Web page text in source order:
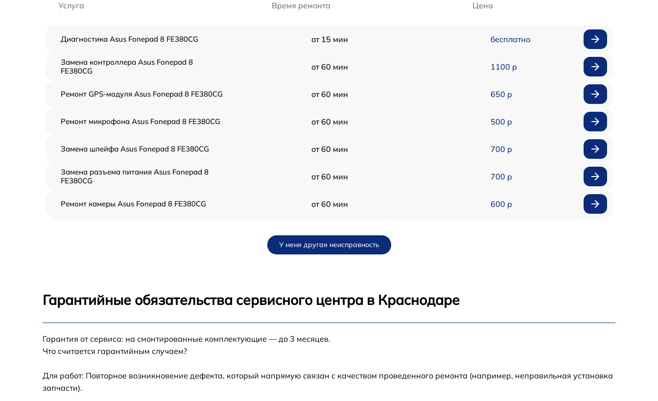
Услуга Время ремонта Цена
Диагностика Asus Fonepad 8 FE380CG от 15 мин бесплатно
Замена контроллера Asus Fonepad 8
FE380CG
от 60 мин 1100 р
Ремонт GPS-модуля Asus Fonepad 8 FE380CG от 60 мин 650 р
Ремонт микрофона Asus Fonepad 8 FE380CG от 60 мин 500 р
Замена шлейфа Asus Fonepad 8 FE380CG от 60 мин 700 р
Замена разъема питания Asus Fonepad 8
FE380CG
от 60 мин 700 р
Ремонт камеры Asus Fonepad 8 FE380CG от 60 мин 600 р
Замена дисплея (экрана) Asus Fonepad 8
от 60 мин
Замена аккумулятора Asus Fonepad 8
У меня другая неисправность
Гарантийные обязательства сервисного центра в Краснодаре
Гарантия от сервиса: на смонтированные комплектующие — до 3 месяцев.
Что считается гарантийным случаем?
Для работ: Повторное возникновение дефекта, который напрямую связан с качеством проведенного ремонта (например, неправильная установка
запчасти).